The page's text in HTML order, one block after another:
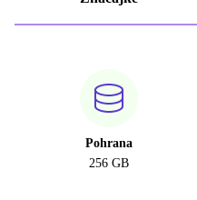
Pohrana
256 GB